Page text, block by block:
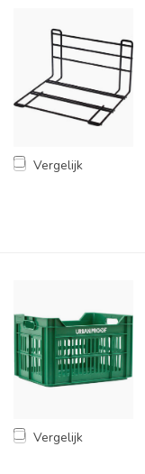
Vergelijk
Vergelijk